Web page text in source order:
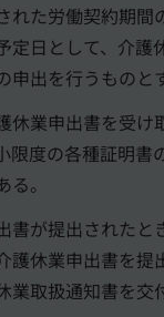
れた労働契約期間
定日として、介護
申出を行うものと
休業申出書を受け
限度の各種証明書
。
書が提出されたと
護休業申出書を提
業取扱通知書を交